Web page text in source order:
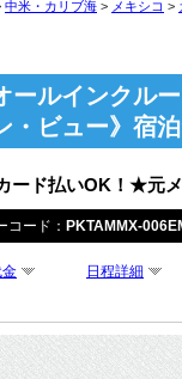
中米・カリブ海 メキシコ
ールインクル
・ビュー》宿
ード払いOK！★元メ
コード： PKTAMMX-
日程詳細